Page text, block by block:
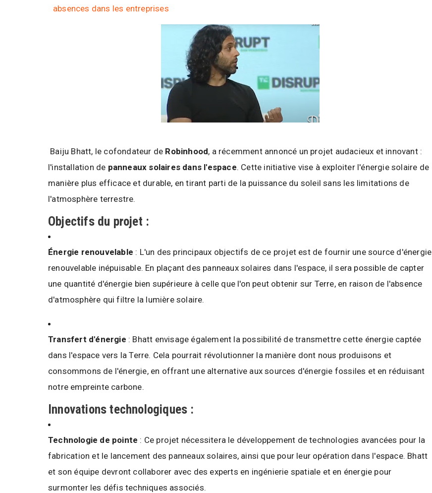
absences dans les entreprises
Baiju Bhatt, le cofondateur de Robinhood, a récemment annoncé un projet audacieux et innovant :
l'installation de panneaux solaires dans l'espace. Cette initiative vise à exploiter l'énergie solaire de
manière plus efficace et durable, en tirant parti de la puissance du soleil sans les limitations de
l'atmosphère terrestre.
Objectifs du projet :
Énergie renouvelable : L'un des principaux objectifs de ce projet est de fournir une source d'énergie
renouvelable inépuisable. En plaçant des panneaux solaires dans l'espace, il sera possible de capter
une quantité d'énergie bien supérieure à celle que l'on peut obtenir sur Terre, en raison de l'absence
d'atmosphère qui filtre la lumière solaire.
Transfert d'énergie : Bhatt envisage également la possibilité de transmettre cette énergie captée
dans l'espace vers la Terre. Cela pourrait révolutionner la manière dont nous produisons et
consommons de l'énergie, en offrant une alternative aux sources d'énergie fossiles et en réduisant
notre empreinte carbone.
Innovations technologiques :
Technologie de pointe : Ce projet nécessitera le développement de technologies avancées pour la
fabrication et le lancement des panneaux solaires, ainsi que pour leur opération dans l'espace. Bhatt
et son équipe devront collaborer avec des experts en ingénierie spatiale et en énergie pour
surmonter les défis techniques associés.